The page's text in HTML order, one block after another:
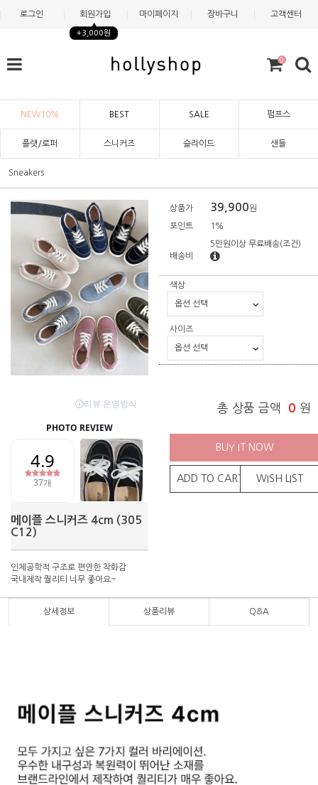
로그인 회원가입
+3,000원
마이페이지 장바구니 고객센터
0
NEW10% BEST SALE 펌프스
플랫/로퍼 스니커즈 슬라이드 샌들
Sneakers
메이플 스니커즈 4cm (305
C12)
인체공학적 구조로 편안한 착화감
국내제작 퀄리티 너무 좋아요~
상품가 39,900원
포인트 1%
배송비
5만원이상 무료배송(조건)
색상
사이즈
총 상품 금액 0 원
BUY IT NOW
ADD TO CART WISH LIST
상세정보 상품리뷰 Q&A